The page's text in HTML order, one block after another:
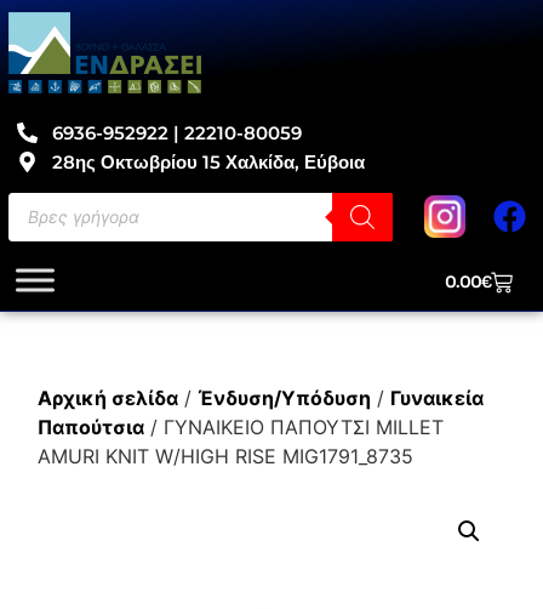
6936-952922 | 22210-80059
28ης Οκτωβρίου 15 Χαλκίδα, Εύβοια
0.00€
Αρχική σελίδα/ Ένδυση/Υπόδυση / Γυναικεία
Παπούτσια/ ΓΥΝΑΙΚΕΙΟ ΠΑΠΟΥΤΣΙ MILLET
AMURI KNIT W/HIGH RISE MIG1791_8735